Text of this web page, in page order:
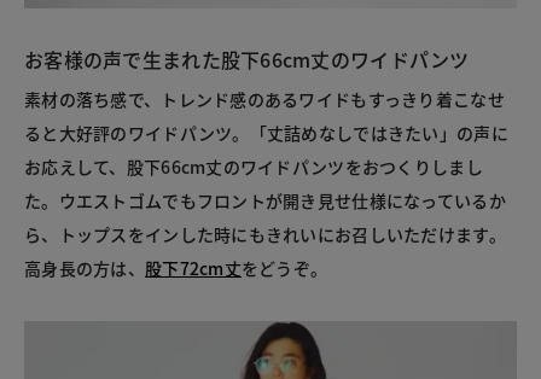
お客様の声で生まれた股下66cm丈のワイドパンツ
素材の落ち感で、トレンド感のあるワイドもすっきり着こなせ
ると大好評のワイドパンツ。「丈詰めなしではきたい」の声に
お応えして、股下66cm丈のワイドパンツをおつくりしまし
た。ウエストゴムでもフロントが開き見せ仕様になっているか
ら、トップスをインした時にもきれいにお召しいただけます。
高身長の方は、 股下72cm丈をどうぞ。